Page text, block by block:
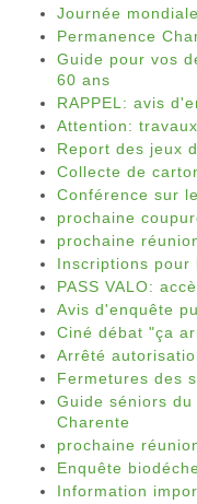
Journée
Permanence
Guide pour vos
60 ans
RAPPEL: avis
Attention:
Report des jeux
Collecte de
Conférence sur
prochaine
prochaine
Inscriptions pour
PASS VALO:
Avis d'enquête
Ciné débat "ça
Arrêté
Fermetures des
Guide séniors
Charente
prochaine
Enquête
Information